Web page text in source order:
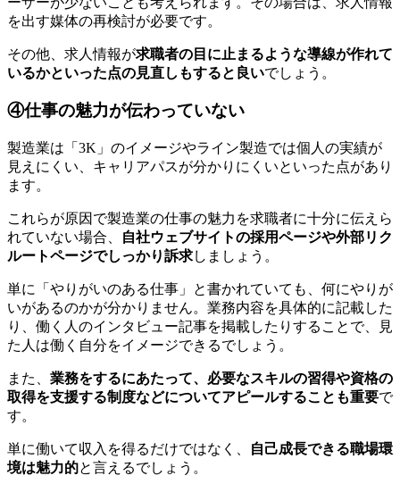
を出す媒体の再検討が必要です。
その他、求人情報が求職者の目に止まるような導線が作れて
いるかといった点の見直しもすると良いでしょう。
④仕事の魅力が伝わっていない
製造業は「3K」のイメージやライン製造では個人の実績が
見えにくい、キャリアパスが分かりにくいといった点があり
ます。
これらが原因で製造業の仕事の魅力を求職者に十分に伝えら
れていない場合、
自社ウェブサイトの採用ページや外部リク
ルートページでしっかり訴求しましょう。
単に「やりがいのある仕事」と書かれていても、何にやりが
いがあるのかが分かりません。業務内容を具体的に記載した
り、働く人のインタビュー記事を掲載したりすることで、見
た人は働く自分をイメージできるでしょう。
また、 業務をするにあたって、必要なスキルの習得や資格の
取得を支援する制度などについてアピールすることも重要で
す。
単に働いて収入を得るだけではなく、
自己成長できる職場環
境は魅力的と言えるでしょう。